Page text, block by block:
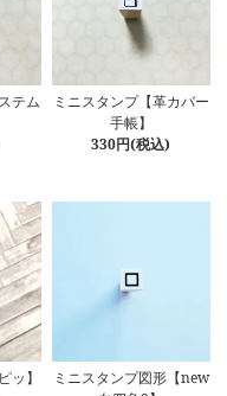
テム
ミニスタンプ【革カバー
手帳】
330円(税込)
ッ】
ミニスタンプ図形【new